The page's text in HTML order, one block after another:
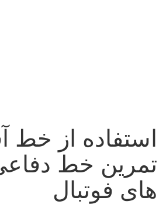
استفاده از خط
تمرین خط
های فوتبال